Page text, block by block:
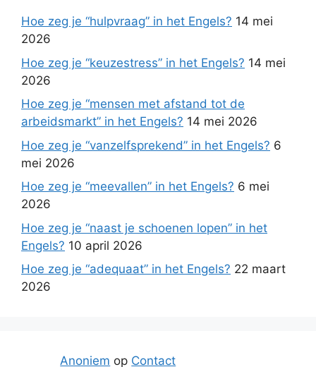
Hoe zeg je “hulpvraag” in het Engels? 14 mei
2026
Hoe zeg je “keuzestress” in het Engels? 14 mei
2026
Hoe zeg je “mensen met afstand tot de
arbeidsmarkt” in het Engels? 14 mei 2026
Hoe zeg je “vanzelfsprekend” in het Engels? 6
mei 2026
Hoe zeg je “meevallen” in het Engels? 6 mei
2026
Hoe zeg je “naast je schoenen lopen” in het
Engels? 10 april 2026
Hoe zeg je “adequaat” in het Engels? 22 maart
2026
Anoniem op Contact